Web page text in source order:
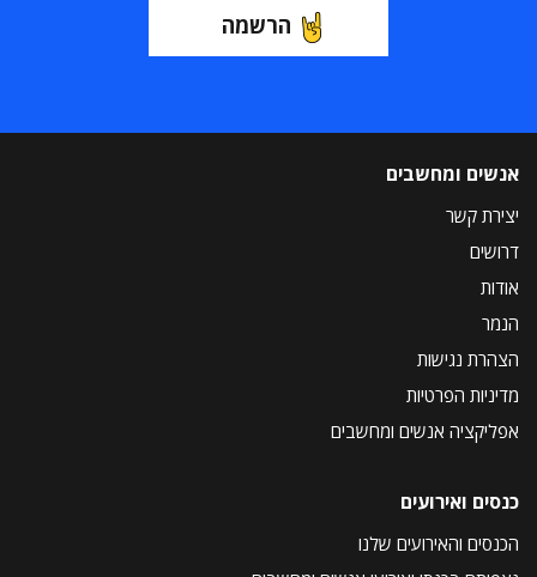
הרשמה
אנשים ומחשבים
יצירת קשר
דרושים
אודות
הנמר
הצהרת נגישות
מדיניות הפרטיות
אפליקציה אנשים ומחשבים
כנסים ואירועים
הכנסים והאירועים שלנו